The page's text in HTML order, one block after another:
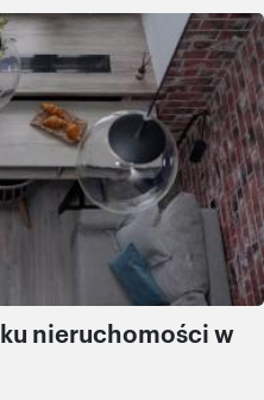
nieruchomości w